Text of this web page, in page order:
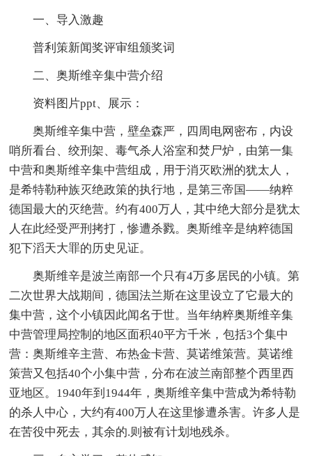
一、导入激趣
普利策新闻奖评审组颁奖词
二、奥斯维辛集中营介绍
资料图片ppt、展示：
奥斯维辛集中营，壁垒森严，四周电网密布，内设
哨所看台、绞刑架、毒气杀人浴室和焚尸炉，由第一集
中营和奥斯维辛集中营组成，用于消灭欧洲的犹太人，
是希特勒种族灭绝政策的执行地，是第三帝国——纳粹
德国最大的灭绝营。约有400万人，其中绝大部分是犹太
人在此经受严刑拷打，惨遭杀戮。奥斯维辛是纳粹德国
犯下滔天大罪的历史见证。
奥斯维辛是波兰南部一个只有4万多居民的小镇。第
二次世界大战期间，德国法兰斯在这里设立了它最大的
集中营，这个小镇因此闻名于世。当年纳粹奥斯维辛集
中营管理局控制的地区面积40平方千米，包括3个集中
营：奥斯维辛主营、布热金卡营、莫诺维策营。莫诺维
策营又包括40个小集中营，分布在波兰南部整个西里西
亚地区。1940年到1944年，奥斯维辛集中营成为希特勒
的杀人中心，大约有400万人在这里惨遭杀害。许多人是
在苦役中死去，其余的.则被有计划地残杀。